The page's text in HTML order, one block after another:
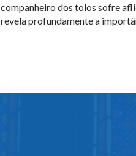
companheiro dos tolos sofre
revela profundamente a